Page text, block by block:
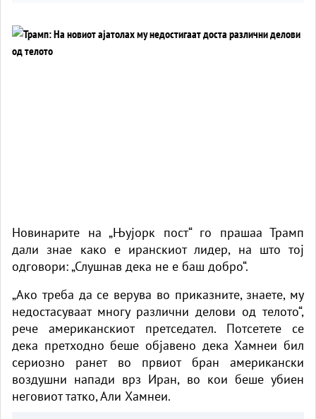
Новинарите на „Њујорк пост“ го прашаа Трамп
дали знае како е иранскиот лидер, на што тој
одговори: „Слушнав дека не е баш добро“.
„Ако треба да се верува во приказните, знаете, му
недостасуваат многу различни делови од телото“,
рече американскиот претседател. Потсетете се
дека претходно беше објавено дека Хамнеи бил
сериозно ранет во првиот бран американски
воздушни напади врз Иран, во кои беше убиен
неговиот татко, Али Хамнеи.